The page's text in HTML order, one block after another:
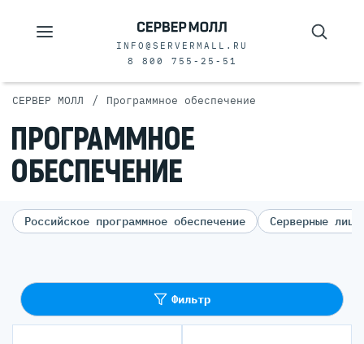
INFO@SERVERMALL.RU
8 800 755-25-51
СЕРВЕР МОЛЛ / Программное обеспечение
ПРОГРАММНОЕ
ОБЕСПЕЧЕНИЕ
Российское программное обеспечение Серверные
Фильтр